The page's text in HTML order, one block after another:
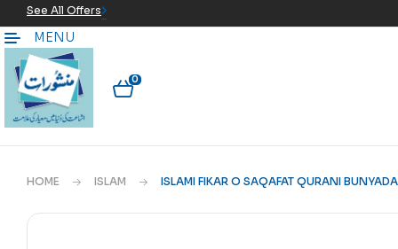
See All Offers
MENU
0
HOME ISLAM ISLAMI FIKAR O SAQAFAT QURANI